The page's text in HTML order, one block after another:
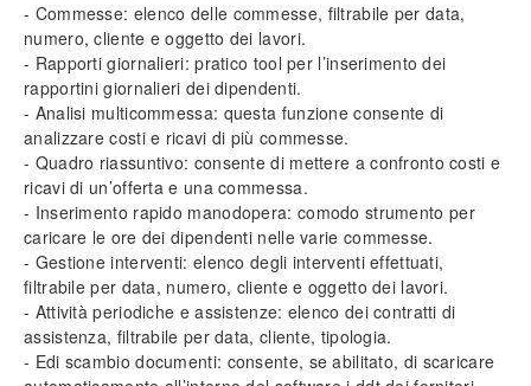
- Commesse: elenco delle commesse, filtrabile per data,
numero, cliente e oggetto dei lavori.
- Rapporti giornalieri: pratico tool per l’inserimento dei
rapportini giornalieri dei dipendenti.
- Analisi multicommessa: questa funzione consente di
analizzare costi e ricavi di più commesse.
- Quadro riassuntivo: consente di mettere a confronto costi e
ricavi di un’offerta e una commessa.
- Inserimento rapido manodopera: comodo strumento per
caricare le ore dei dipendenti nelle varie commesse.
- Gestione interventi: elenco degli interventi effettuati,
filtrabile per data, numero, cliente e oggetto dei lavori.
- Attività periodiche e assistenze: elenco dei contratti di
assistenza, filtrabile per data, cliente, tipologia.
- Edi scambio documenti: consente, se abilitato, di scaricare